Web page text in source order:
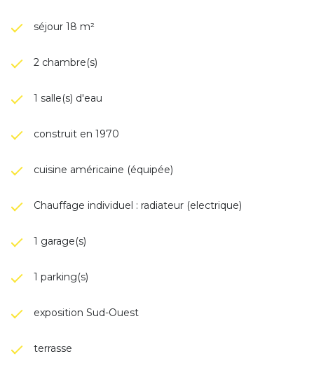
séjour 18 m²
2 chambre(s)
1 salle(s) d'eau
construit en 1970
cuisine américaine (équipée)
Chauffage individuel : radiateur (electrique)
1 garage(s)
1 parking(s)
exposition Sud-Ouest
terrasse